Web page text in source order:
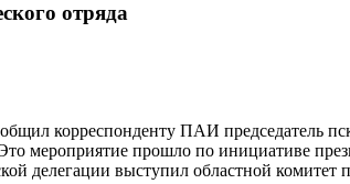
отряда
корреспонденту ПАИ председатель
мероприятие прошло по инициативе
делегации выступил областной комитет